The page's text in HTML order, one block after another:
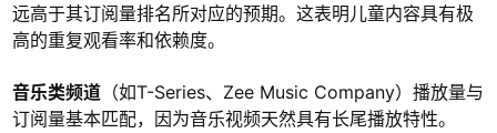
远高于其订阅量排名所对应的预期。这表明儿童内容具有极
高的重复观看率和依赖度。
音乐类频道 （如T-Series、Zee Music Company）播放量与
订阅量基本匹配，因为音乐视频天然具有长尾播放特性。